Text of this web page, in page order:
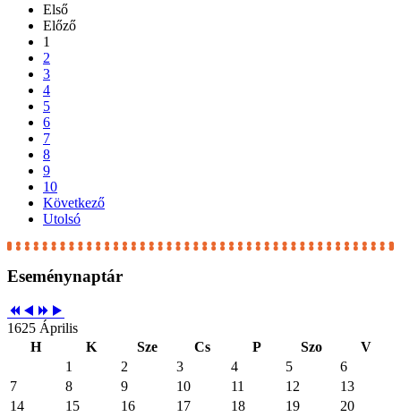
Első
Előző
1
2
3
4
5
6
7
8
9
10
Következő
Utolsó
Eseménynaptár
1625 Április
H
K Sze Cs P Szo
V
1
2 3 4 5
6
7
8 9 10 11 12
13
14
15 16 17 18 19
20